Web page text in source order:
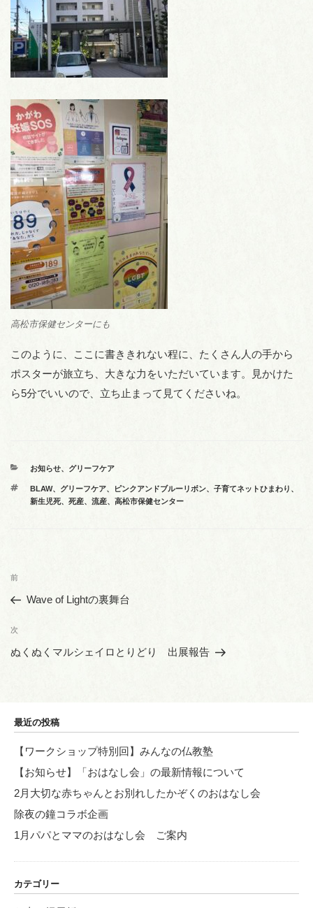
高松市保健センターにも
このように、ここに書ききれない程に、たくさん人の手から
ポスターが旅立ち、大きな力をいただいています。見かけた
ら5分でいいので、立ち止まって見てくださいね。
カ
ゴ
リ
お知らせ、 グリーフケア
タ
グ
BLAW、 グリーフケア、 ピンクアンドブルーリボン、 子育てネットひまわり 、
新生児死、 死産、 流産、 高松市保健センター
ナ
ビ
ゲ
ン
前
の
稿
前
Wave of Lightの裏舞台
次
の
次
ぬくぬくマルシェイロとりどり 出展報告
最近の投稿
【ワークショップ特別回】みんなの仏教塾
【お知らせ】「おはなし会」の最新情報について
2月大切な赤ちゃんとお別れしたかぞくのおはなし会
除夜の鐘コラボ企画
1月パパとママのおはなし会 ご案内
カテゴリー